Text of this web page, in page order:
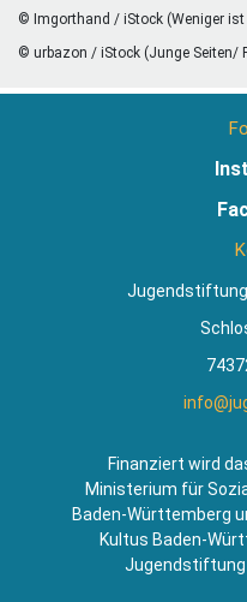
© Imgorthand / iStock (Weniger ist
© urbazon / iStock (Junge Seiten/
Finanziert wird
Ministerium für
Baden-Württemberg
Kultus Baden-
Jugendstiftung